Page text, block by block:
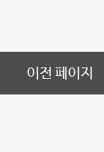
이전 페이지